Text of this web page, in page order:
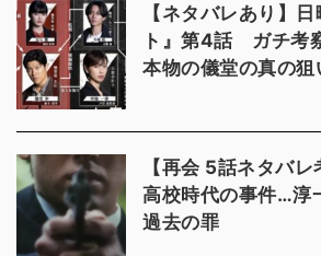
【ネタバレあり】
ト』第4話 ガチ考
本物の儀堂の真の狙
【再会 5話ネタバ
高校時代の事件…淳
過去の罪